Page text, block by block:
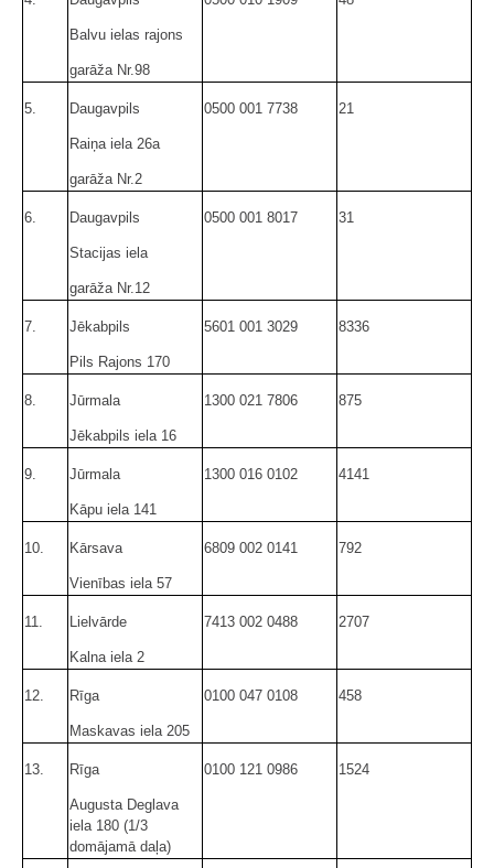
Balvu ielas rajons
garāža Nr.98
5. Daugavpils
Raiņa iela 26a
garāža Nr.2
0500 001 7738 21
6. Daugavpils
Stacijas iela
garāža Nr.12
0500 001 8017 31
7. Jēkabpils
Pils Rajons 170
5601 001 3029 8336
8. Jūrmala
Jēkabpils iela 16
1300 021 7806 875
9. Jūrmala
Kāpu iela 141
1300 016 0102 4141
10. Kārsava
Vienības iela 57
6809 002 0141 792
11. Lielvārde
Kalna iela 2
7413 002 0488 2707
12. Rīga
Maskavas iela 205
0100 047 0108 458
13. Rīga
Augusta Deglava
iela 180 (1/3
domājamā daļa)
0100 121 0986 1524